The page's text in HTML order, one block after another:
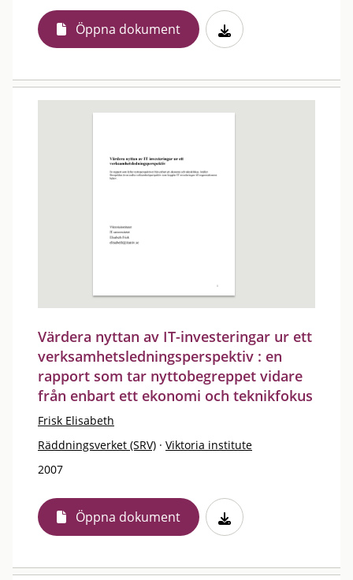
Öppna dokument
Värdera nyttan av IT-investeringar ur ett
verksamhetsledningsperspektiv : en
rapport som tar nyttobegreppet vidare
från enbart ett ekonomi och teknikfokus
Frisk Elisabeth
Räddningsverket (SRV) · Viktoria institute
2007
Öppna dokument